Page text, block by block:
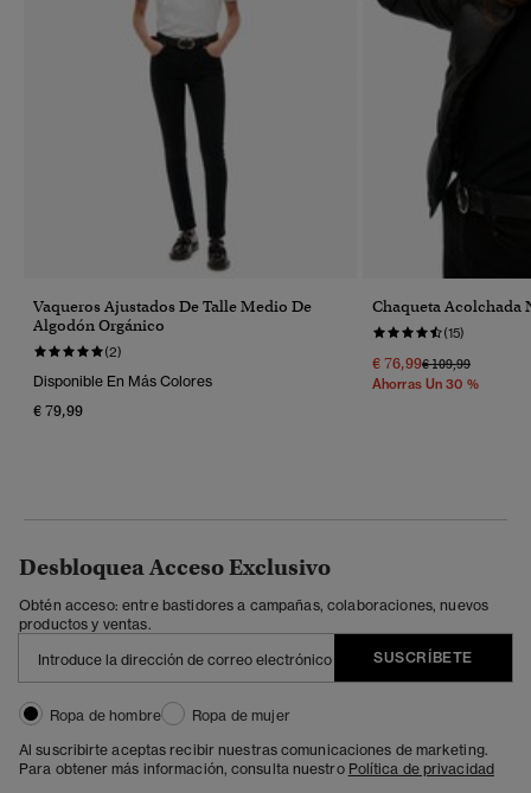
Vaqueros Ajustados De Talle Medio De
Algodón Orgánico
(2)
Disponible En Más Colores
€ 79,99
Chaqueta Acolchada
(15)
€ 76,99Precio Rebajado
€ 109,99A
Ahorras Un 30 %
Desbloquea Acceso Exclusivo
Obtén acceso: entre bastidores a campañas, colaboraciones, nuevos
productos y ventas.
SUSCRÍBETE
Ropa de hombre
Ropa de mujer
Al suscribirte aceptas recibir nuestras comunicaciones de marketing.
Para obtener más información, consulta nuestro Política de privacidad